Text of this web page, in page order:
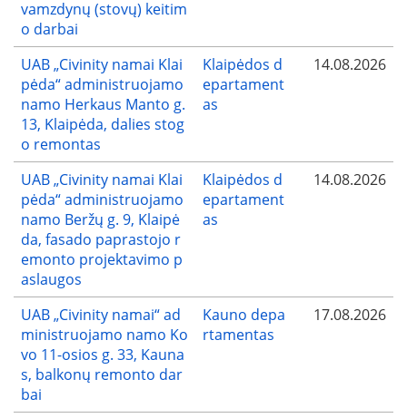
vamzdynų (stovų) keitim
o darbai
UAB „Civinity namai Klai
pėda“ administruojamo
namo Herkaus Manto g.
13, Klaipėda, dalies stog
o remontas
Klaipėdos d
epartament
as
14.08.2026
UAB „Civinity namai Klai
pėda“ administruojamo
namo Beržų g. 9, Klaipė
da, fasado paprastojo r
emonto projektavimo p
aslaugos
Klaipėdos d
epartament
as
14.08.2026
UAB „Civinity namai“ ad
ministruojamo namo Ko
vo 11-osios g. 33, Kauna
s, balkonų remonto dar
bai
Kauno depa
rtamentas
17.08.2026